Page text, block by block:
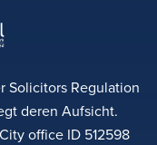
Solicitors Regulation
deren Aufsicht.
office ID 512598